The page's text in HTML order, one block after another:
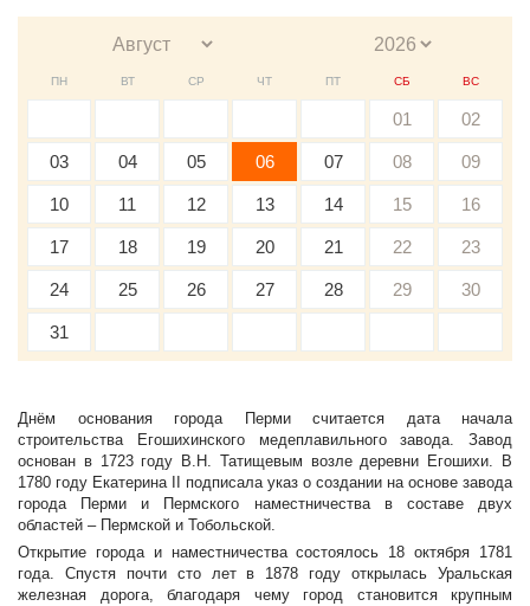
ПН ВТ СР ЧТ ПТ СБ ВС
01 02
03 04 05 06 07 08 09
10 11 12 13 14 15 16
17 18 19 20 21 22 23
24 25 26 27 28 29 30
31
Днём основания города Перми считается дата начала
строительства Егошихинского медеплавильного завода. Завод
основан в 1723 году В.Н. Татищевым возле деревни Егошихи. В
1780 году Екатерина II подписала указ о создании на основе завода
города Перми и Пермского наместничества в составе двух
областей – Пермской и Тобольской.
Открытие города и наместничества состоялось 18 октября 1781
года. Спустя почти сто лет в 1878 году открылась Уральская
железная дорога, благодаря чему город становится крупным